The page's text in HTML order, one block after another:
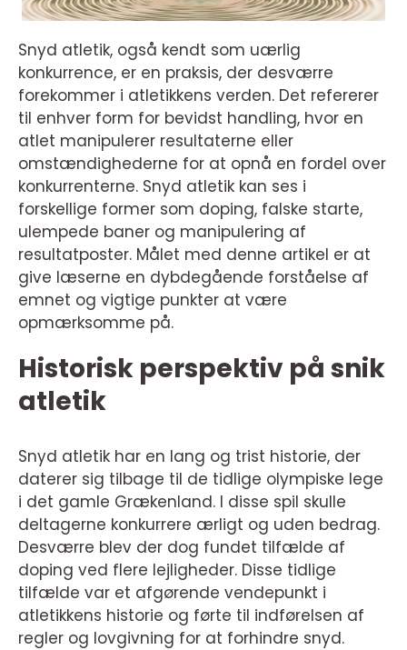
Snyd atletik, også kendt som uærlig
konkurrence, er en praksis, der desværre
forekommer i atletikkens verden. Det refererer
til enhver form for bevidst handling, hvor en
atlet manipulerer resultaterne eller
omstændighederne for at opnå en fordel over
konkurrenterne. Snyd atletik kan ses i
forskellige former som doping, falske starte,
ulempede baner og manipulering af
resultatposter. Målet med denne artikel er at
give læserne en dybdegående forståelse af
emnet og vigtige punkter at være
opmærksomme på.
Historisk perspektiv på snik
atletik
Snyd atletik har en lang og trist historie, der
daterer sig tilbage til de tidlige olympiske lege
i det gamle Grækenland. I disse spil skulle
deltagerne konkurrere ærligt og uden bedrag.
Desværre blev der dog fundet tilfælde af
doping ved flere lejligheder. Disse tidlige
tilfælde var et afgørende vendepunkt i
atletikkens historie og førte til indførelsen af
regler og lovgivning for at forhindre snyd.